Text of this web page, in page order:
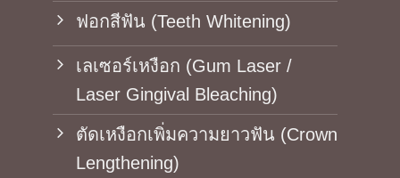
ฟอกสีฟัน (Teeth Whitening)
เลเซอร์เหงือก (Gum Laser /
Laser Gingival Bleaching)
ตัดเหงือกเพิ่มความยาวฟัน (Crown
Lengthening)